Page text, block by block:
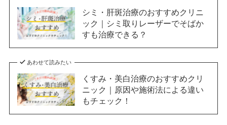
シミ・肝斑治療のおすすめクリニ
ック｜シミ取りレーザーでそばか
すも治療できる？
あわせて読みたい
くすみ・美白治療のおすすめクリ
ニック｜原因や施術法による違い
もチェック！